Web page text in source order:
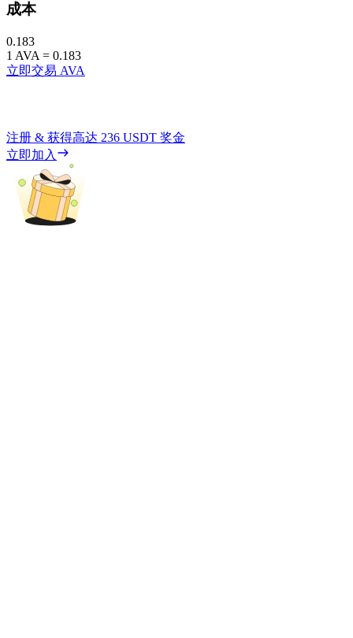
成本
0.183
1 AVA = 0.183
立即交易 AVA
注册 & 获得高达 236 USDT 奖金
立即加入